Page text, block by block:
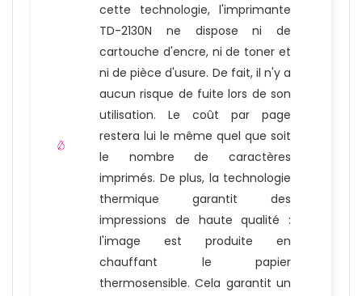
cette technologie, l'imprimante
TD-2130N ne dispose ni de
cartouche d'encre, ni de toner et
ni de pièce d'usure. De fait, il n'y a
aucun risque de fuite lors de son
utilisation. Le coût par page
restera lui le même quel que soit
le nombre de caractères
imprimés. De plus, la technologie
thermique garantit des
impressions de haute qualité :
l'image est produite en
chauffant le papier
thermosensible. Cela garantit un